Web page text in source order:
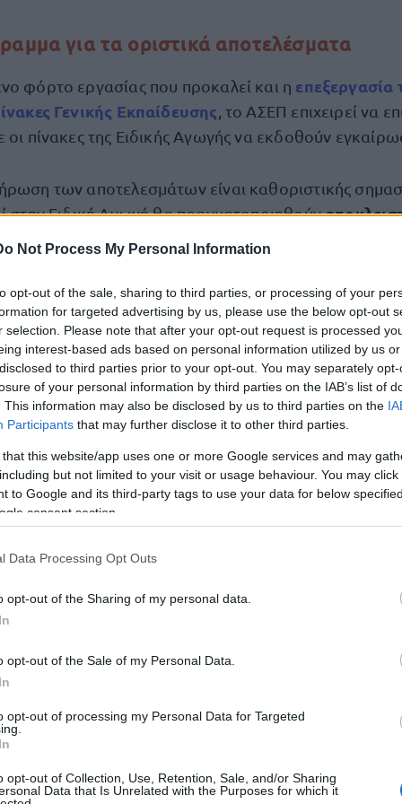
Not Process My Personal Information
opt-out of the sale, sharing to third parties, or processing of your
for targeted advertising by us, please use the below opt-out
selection. Please note that after your opt-out request is processed
interest-based ads based on personal information utilized by us
to third parties prior to your opt-out. You may separately
of your personal information by third parties on the IAB’s list of
This information may also be disclosed by us to third parties on the
Participants that may further disclose it to other third parties.
that this website/app uses one or more Google services and may
but not limited to your visit or usage behaviour. You may
to Google and its third-party tags to use your data for below
consent section.
Data Processing Opt Outs
opt-out of the Sharing of my personal data.
opt-out of the Sale of my Personal Data.
opt-out of processing my Personal Data for Targeted
opt-out of Collection, Use, Retention, Sale, and/or Sharing
Data that Is Unrelated with the Purposes for which it
για τα οριστικά αποτελέσματα
φόρτο εργασίας που προκαλεί και η
Γενικής Εκπαίδευσης , το ΑΣΕΠ επιχειρεί να
οι πίνακες της Ειδικής Αγωγής να εκδοθούν
των αποτελεσμάτων είναι καθοριστικής
στην Ειδική Αγωγή θα πραγματοποιηθούν
επιχειρησιακό σχεδιασμό:
2ΕΑ/2025, οι οριστικοί πίνακες κατάταξης
το αργότερο στις πρώτες ημέρες του Ιουνίου.
3ΕΑ/2025, που αφορά τους εκπαιδευτικούς
τοποθετούνται χρονικά μετά τα μέσα Ιουνίου
της Ειδικής Αγωγής
και ο κύκλος αναμόρφωσης των πινάκων της
το ΑΣΕΠ έχει ήδη ανακοινώσει τα
οριστικά
που αφορά εκπαιδευτικούς κατηγορίας ΤΕ.
αναρτηθούν επίσημα από το ΑΣΕΠ και
θα αποκτήσουν τριετή ισχύ και θα
2028.